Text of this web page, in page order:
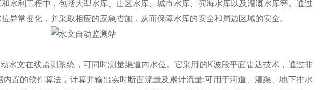
水利工程中，包括大型水库、山区水库、城市水库、滨海水库以及灌溉水库等。通过
异常变化，并采取相应的应急措施，从而保障水库的安全和周边区域的安全。
文在线监测系统，可同时测量渠道内水位。它采用的K波段平面雷达技术，通过非
置的软件算法，计算并输出实时断面流量及累计流量;可用于河道、灌渠、地下排水